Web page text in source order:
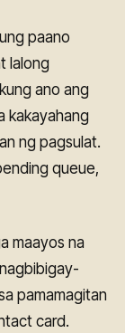
paano
lalong
ano ang
kakayahang
ng pagsulat.
queue,
maayos na
pamamagitan
card.